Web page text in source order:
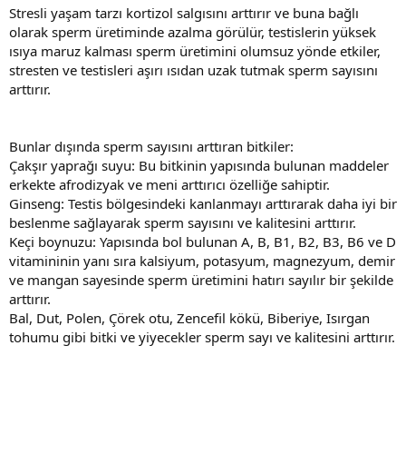
Stresli yaşam tarzı kortizol salgısını arttırır ve buna bağlı
olarak sperm üretiminde azalma görülür, testislerin yüksek
ısıya maruz kalması sperm üretimini olumsuz yönde etkiler,
stresten ve testisleri aşırı ısıdan uzak tutmak sperm sayısını
arttırır.
Bunlar dışında sperm sayısını arttıran bitkiler:
Çakşır yaprağı suyu: Bu bitkinin yapısında bulunan maddeler
erkekte afrodizyak ve meni arttırıcı özelliğe sahiptir.
Ginseng: Testis bölgesindeki kanlanmayı arttırarak daha iyi bir
beslenme sağlayarak sperm sayısını ve kalitesini arttırır.
Keçi boynuzu: Yapısında bol bulunan A, B, B1, B2, B3, B6 ve D
vitamininin yanı sıra kalsiyum, potasyum, magnezyum, demir
ve mangan sayesinde sperm üretimini hatırı sayılır bir şekilde
arttırır.
Bal, Dut, Polen, Çörek otu, Zencefil kökü, Biberiye, Isırgan
tohumu gibi bitki ve yiyecekler sperm sayı ve kalitesini arttırır.